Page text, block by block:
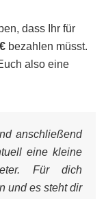
dass Ihr für
bezahlen müsst.
also eine
anschließend
eine kleine
Für dich
und es steht dir